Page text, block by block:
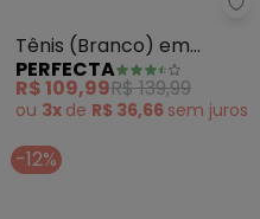
- Tênis Casual
Tênis (Branco) em
Tecido
PERFECTA
R$ 109,99R$ 139,99
ou 3x de R$ 36,66 sem juros
-12%